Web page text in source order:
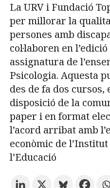
Prova la
Subscriu-te als butlletins
CATALÀ
La URV i Fundació
per millorar la
persones amb
col·laboren en
assignatura de
Psicologia. Aquesta
des de fa dos cursos,
disposició de la
paper i en format
l’acord arribat amb
econòmic de
l’Educació